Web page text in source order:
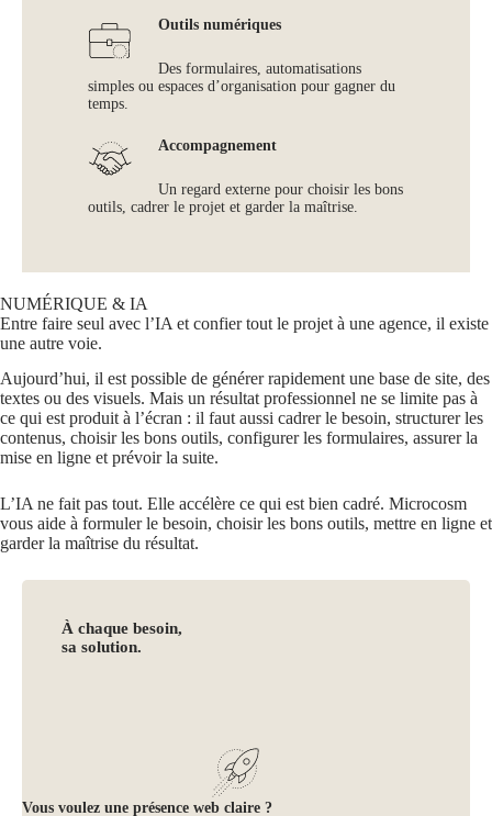
Outils numériques
Des formulaires, automatisations
simples ou espaces d’organisation pour gagner du
temps.
Accompagnement
Un regard externe pour choisir les bons
outils, cadrer le projet et garder la maîtrise.
NUMÉRIQUE & IA
Entre faire seul avec l’IA et confier tout le projet à une agence, il existe
une autre voie.
Aujourd’hui, il est possible de générer rapidement une base de site, des
textes ou des visuels. Mais un résultat professionnel ne se limite pas à
ce qui est produit à l’écran : il faut aussi cadrer le besoin, structurer les
contenus, choisir les bons outils, configurer les formulaires, assurer la
mise en ligne et prévoir la suite.
L’IA ne fait pas tout. Elle accélère ce qui est bien cadré. Microcosm
vous aide à formuler le besoin, choisir les bons outils, mettre en ligne et
garder la maîtrise du résultat.
À chaque besoin,
sa solution.
Vous voulez une présence web claire ?